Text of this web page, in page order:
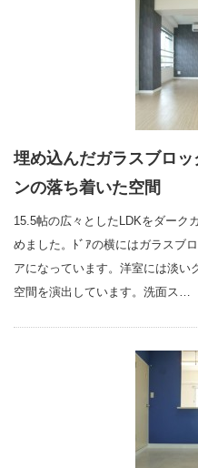
埋め込んだガラスブロ
ンの落ち着いた空間
15.5帖の広々としたLDKをダーク
めました。ﾄﾞｱの横にはガラスブ
アになっています。洋室には淡い
空間を演出しています。洗面ス…